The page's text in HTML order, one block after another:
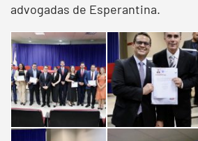
advogadas de Esperantina.